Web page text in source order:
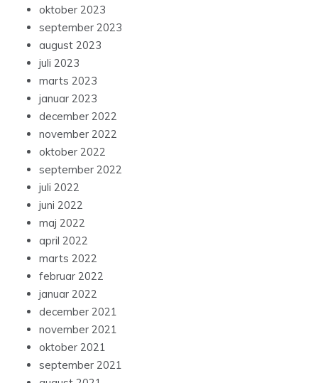
oktober 2023
september 2023
august 2023
juli 2023
marts 2023
januar 2023
december 2022
november 2022
oktober 2022
september 2022
juli 2022
juni 2022
maj 2022
april 2022
marts 2022
februar 2022
januar 2022
december 2021
november 2021
oktober 2021
september 2021